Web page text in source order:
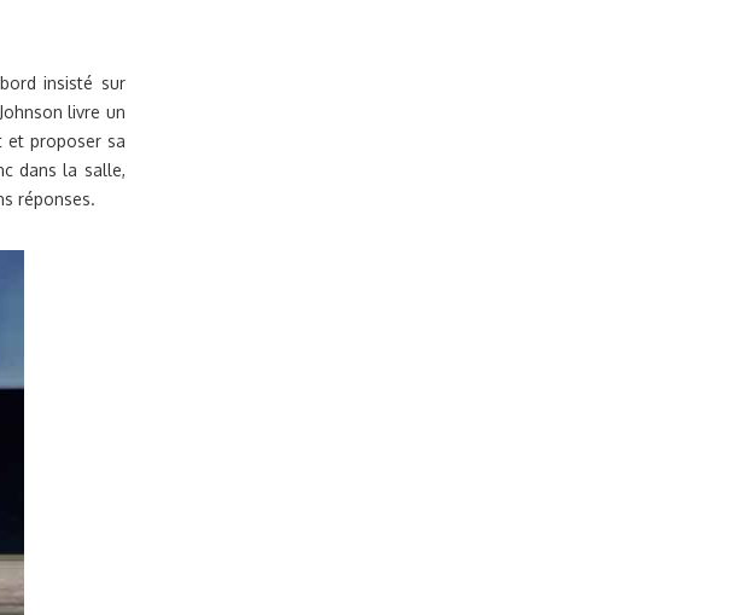
insisté sur
livre un
et proposer sa
dans la salle,
réponses.